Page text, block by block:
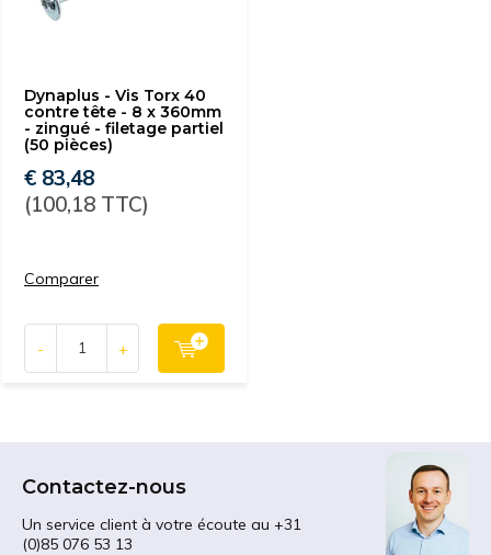
Dynaplus - Vis Torx 40
contre tête - 8 x 360mm
- zingué - filetage partiel
(50 pièces)
€ 83,48
(100,18 TTC)
Comparer
- +
Contactez-nous
Un service client à votre écoute au +31
(0)85 076 53 13